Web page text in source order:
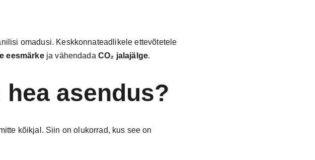
omadusi. Keskkonnateadlikele ettevõtetele
eesmärke ja vähendada CO₂ jalajälge.
asendus?
kõikjal. Siin on olukorrad, kus see on